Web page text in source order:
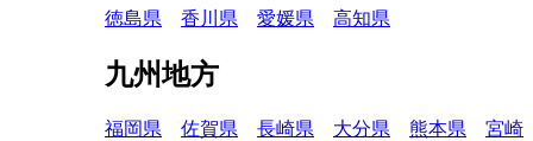
徳島県 香川県 愛媛県 高知県
九州地方
福岡県 佐賀県 長崎県 大分県 熊本県
宮崎